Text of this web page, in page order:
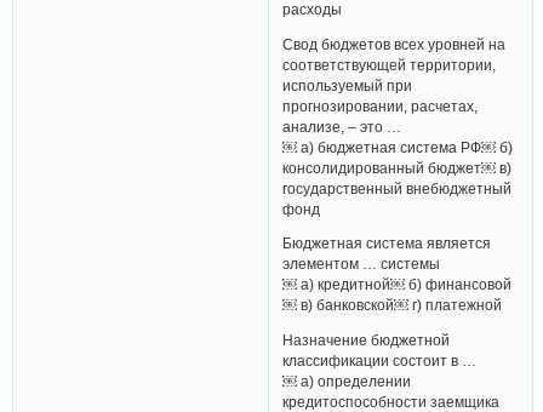
расходы
Свод бюджетов всех уровней на
соответствующей территории,
используемый при
прогнозировании, расчетах,
анализе, – это …
￼ а) бюджетная система РФ￼ б)
консолидированный бюджет￼ в)
государственный внебюджетный
фонд
Бюджетная система является
элементом … системы
￼ а) кредитной￼ б) финансовой
￼ в) банковской￼ г) платежной
Назначение бюджетной
классификации состоит в …
￼ а) определении
кредитоспособности заемщика